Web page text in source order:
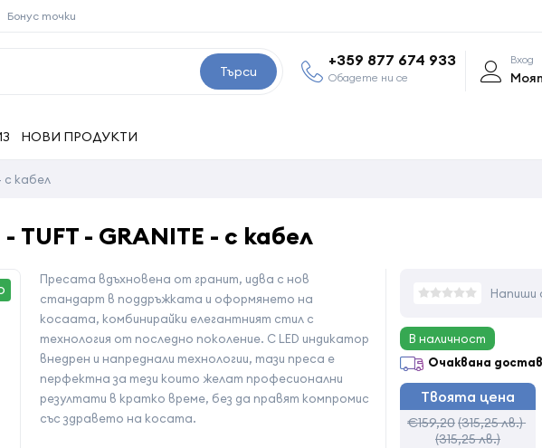
Бонус точки
Търси
+359 877 674 933
Обадете ни се
Вход
НОВИ ПРОДУКТИ
с кабел
- GRANITE - с кабел
Пресата вдъхновена от гранит, идва с нов
стандарт в поддръжката и оформянето на
косаата, комбинирайки елегантният стил с
технология от последно поколение. С LED индикатор
внедрен и напреднали технологии, тази преса е
перфектна за тези които желат професионални
резултати в кратко време, без да правят компромис
със здравето на косата.
Напиши
В наличност
Очаквана
Твоята цена
€159,20(315,25 лв.)
(315,25 лв.)